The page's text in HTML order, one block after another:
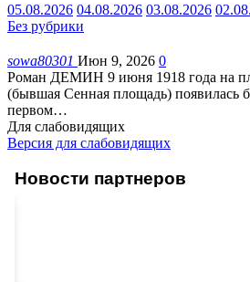
05.08.2026 04.08.2026 03.08.2026
Без рубрики
sowa80301 Июн 9, 2026 0
Роман ДЕМИН 9 июня 1918 года на
(бывшая Сенная площадь) появилась
первом…
Для слабовидящих
Версия для слабовидящих
Новости партнеров